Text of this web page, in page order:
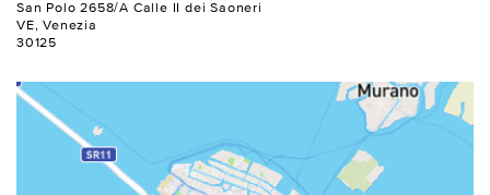
San Polo 2658/A Calle II dei Saoneri
VE, Venezia
30125